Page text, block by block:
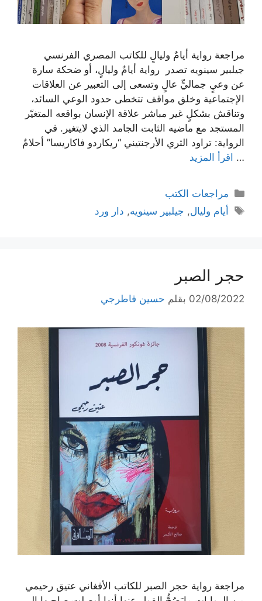
مراجعة رواية أيامٌ وليالٍ للكاتب المصري الفرنسي
جيلبير سينويه تصدر رواية أيامٌ وليالٍ، أو ضحكة سارة
عن وعيٍ جماليٍّ عالٍ وتسعى إلى التعبير عن العلاقات
الإجتماعية وخلق مواقف تتخطى حدود الوعي السائد،
وتناقش بشكلٍ غير مباشر علاقة الإنسان بواقعه المتغيّر
المستجد مع ماضيه الثابت الجامد الذي لايتغير. في
الرواية: تراود الثري الأرجنتيني “ريكاردو فاكاريسا” أحلامٌ
… اقرأ المزيد
التصنيفات
مراجعات الكتب
الوسوم
أيام وليال, جيلبير سينويه, دار ورد
حجر الصبر
02/08/2022 بقلم حسين قاطرجي
مراجعة رواية حجر الصبر للكاتب الأفغاني عتيق رحيمي